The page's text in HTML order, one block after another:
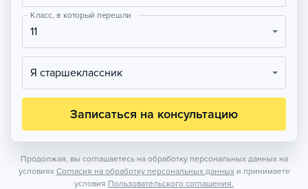
Класс, в который перешли
11
Я старшеклассник
Записаться на консультацию
Продолжая, вы соглашаетесь на обработку персональных данных на
условиях Согласия на обработку персональных данных и принимаете
условия Пользовательского соглашения.